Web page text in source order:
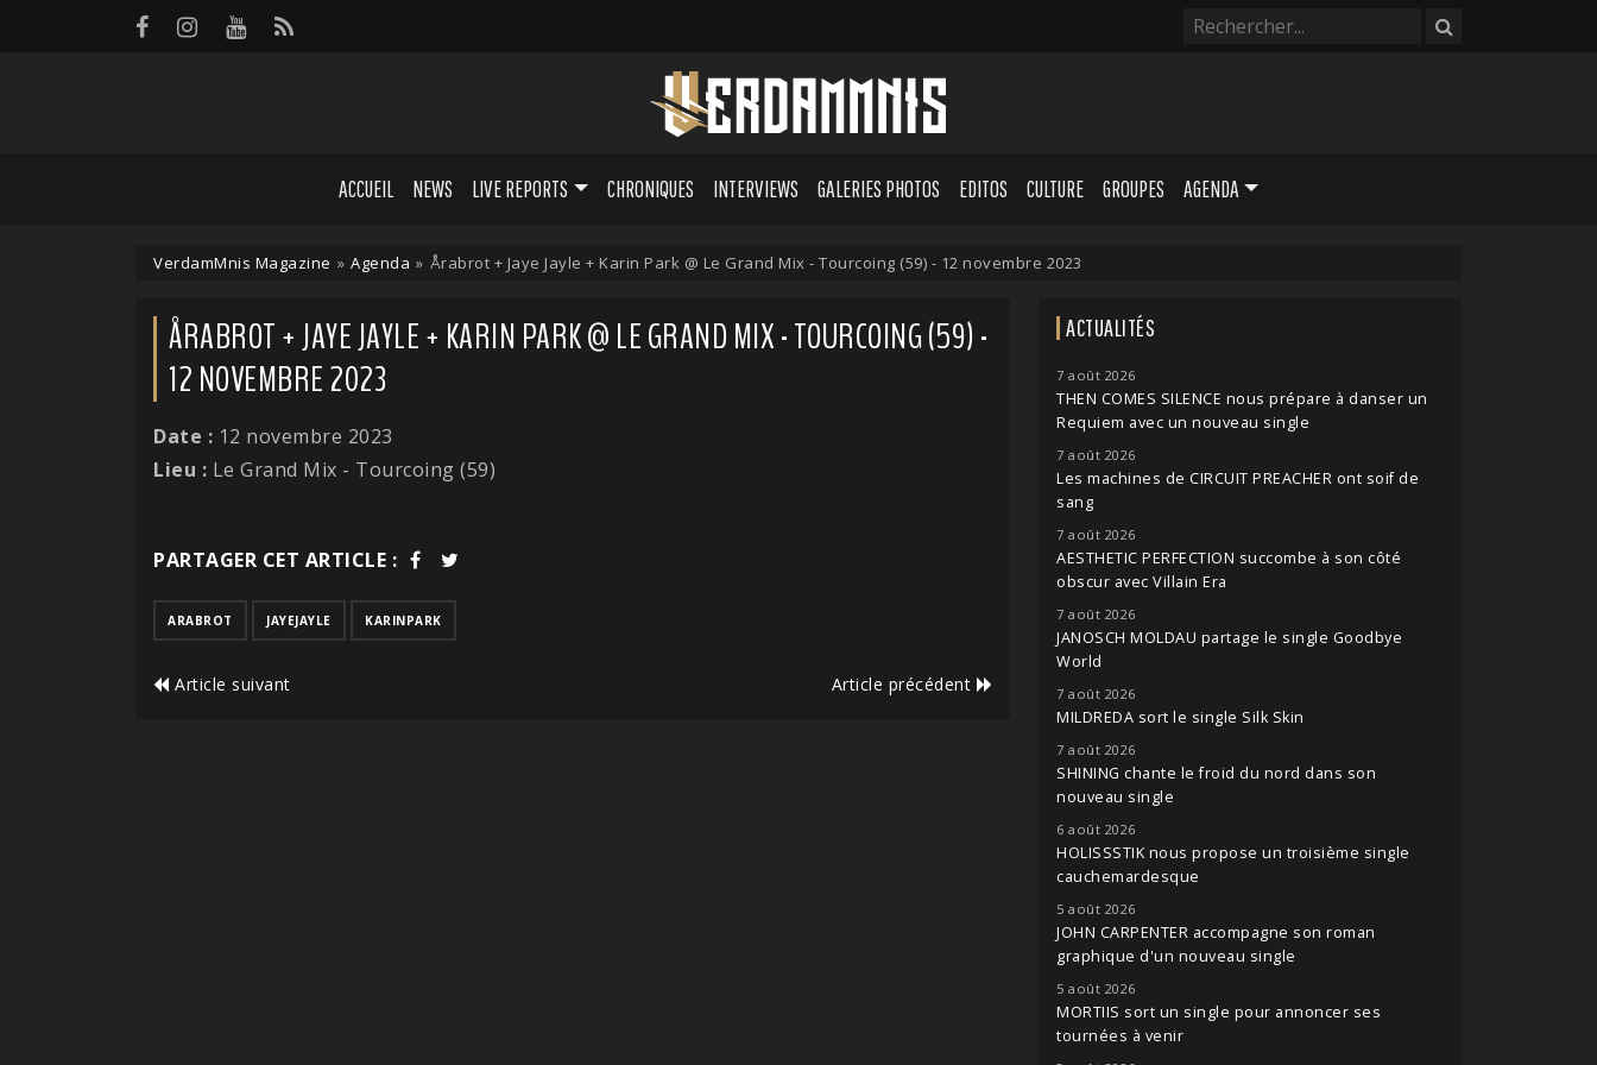
ACCUEIL NEWS LIVE REPORTS CHRONIQUES INTERVIEWS GALERIES PHOTOS EDITOS CULTURE GROUPES AGENDA
VerdamMnis Magazine » Agenda » Årabrot + Jaye Jayle + Karin Park @ Le Grand Mix - Tourcoing (59) - 12 novembre 2023
ÅRABROT + JAYE JAYLE + KARIN PARK @ LE GRAND MIX - TOURCOING (59) -
12 NOVEMBRE 2023
Date : 12 novembre 2023
Lieu : Le Grand Mix - Tourcoing (59)
PARTAGER CET ARTICLE :
ARABROT JAYEJAYLE KARINPARK
Article suivant Article précédent
ACTUALITÉS
7 août 2026
THEN COMES SILENCE nous prépare à danser un
Requiem avec un nouveau single
7 août 2026
Les machines de CIRCUIT PREACHER ont soif de
sang
7 août 2026
AESTHETIC PERFECTION succombe à son côté
obscur avec Villain Era
7 août 2026
JANOSCH MOLDAU partage le single Goodbye
World
7 août 2026
MILDREDA sort le single Silk Skin
7 août 2026
SHINING chante le froid du nord dans son
nouveau single
6 août 2026
HOLISSSTIK nous propose un troisième single
cauchemardesque
5 août 2026
JOHN CARPENTER accompagne son roman
graphique d'un nouveau single
5 août 2026
MORTIIS sort un single pour annoncer ses
tournées à venir
Panneau de gestion des cookies